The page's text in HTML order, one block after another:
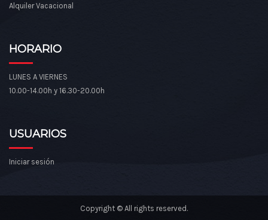
Alquiler Vacacional
HORARIO
LUNES A VIERNES
10.00-14.00h y 16.30-20.00h
USUARIOS
Iniciar sesión
Copyright © All rights reserved.